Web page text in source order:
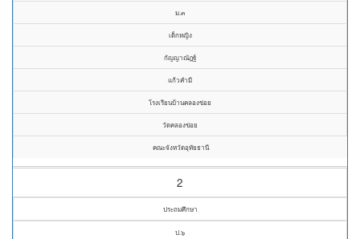
ม.๓
เด็กหญิง
กัญญาณัฎฐ์
แก้วคำมี
โรงเรียนบ้านคลองข่อย
วัดคลองข่อย
คณะจังหวัดอุทัยธานี
2
ประถมศึกษา
ป.๖